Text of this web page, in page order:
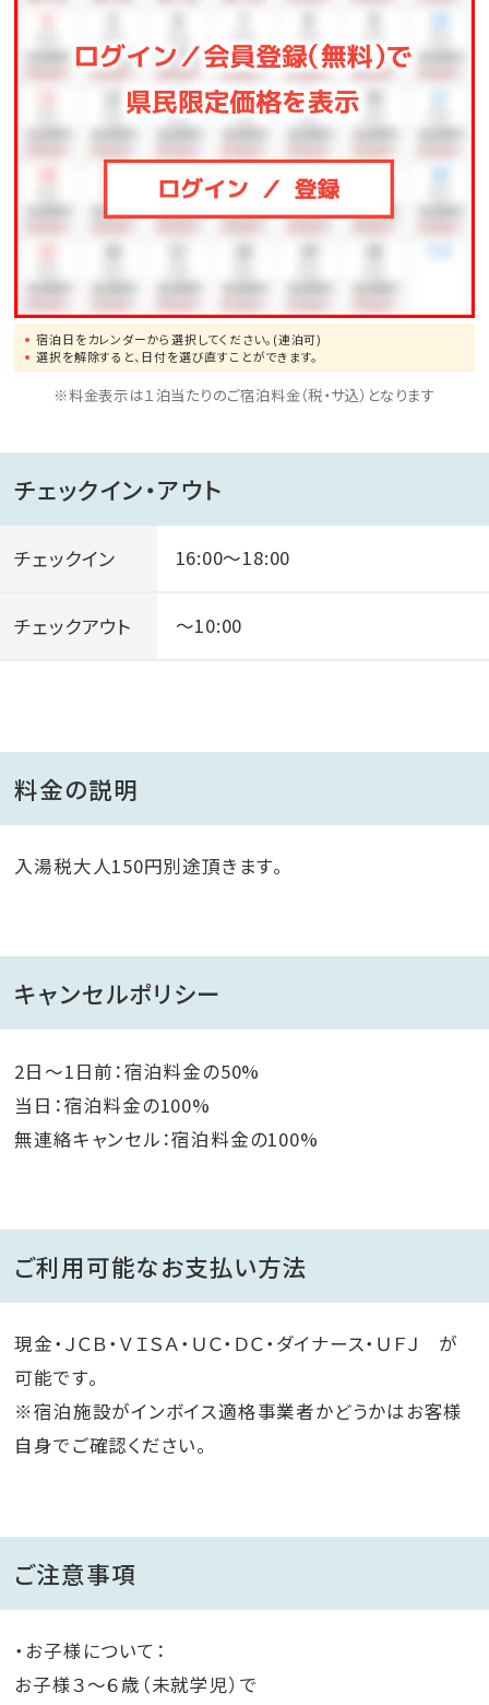
＜ご利用時間＞
15：00～23：00（22：30最終受付） 6：00～9：00（8：30
■海洋水 ～タラソパック～■
砂蒸し温泉であたたまっている間に、お顔もきれいに♪
当館でしか体験できない、大変人気のパック体験★
女性だけでなく、男性のお客様もぜひお試しください！
※別途料金が必要です。
※タラソパックは不定休となっております。予めご了承く
ださい。（ご予約分を除く）
■ロケーション■
が望めます”！
宿泊日をカレンダーから選択してください。(連泊可)
選択を解除すると、日付を選び直すことができます。
※料金表示は１泊当たりのご宿泊料金（税・サ込）となります
チェックイン・アウト
チェックイン 16:00～18:00
チェックアウト ～10:00
料金の説明
入湯税大人150円別途頂きます。
キャンセルポリシー
2日～1日前：宿泊料金の50%
当日：宿泊料金の100%
無連絡キャンセル：宿泊料金の100%
ご利用可能なお支払い方法
現金・ＪＣＢ・ＶＩＳＡ・ＵＣ・ＤＣ・ダイナース・ＵＦＪ が
可能です。
※宿泊施設がインボイス適格事業者かどうかはお客様
自身でご確認ください。
ご注意事項
・お子様について：
お子様３～６歳（未就学児）で